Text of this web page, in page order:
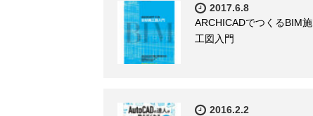
2017.6.8
ARCHICADでつくるBIM施
工図入門
2016.2.2